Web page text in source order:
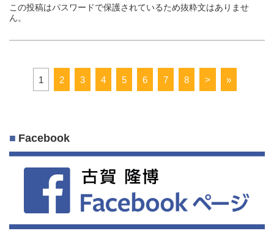
この投稿はパスワードで保護されているため抜粋文はありませ
ん。
1 2 3 4 5 6 7 8 > »
Facebook